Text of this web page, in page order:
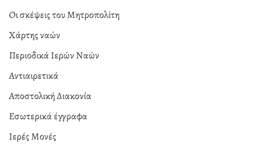
Οι σκέψεις του Μητροπολίτη
Χάρτης ναών
Περιοδικά Ιερών Ναών
Αντιαιρετικά
Αποστολική Διακονία
Εσωτερικά έγγραφα
Ιερές Μονές